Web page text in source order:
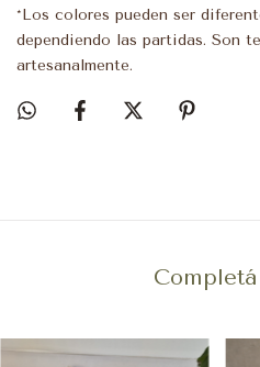
*Los colores pueden ser
dependiendo las partidas. Son
artesanalmente.